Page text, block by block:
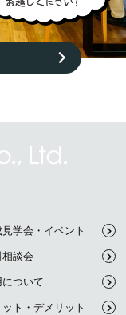
学会・イベント
談会
について
ット・デメリット